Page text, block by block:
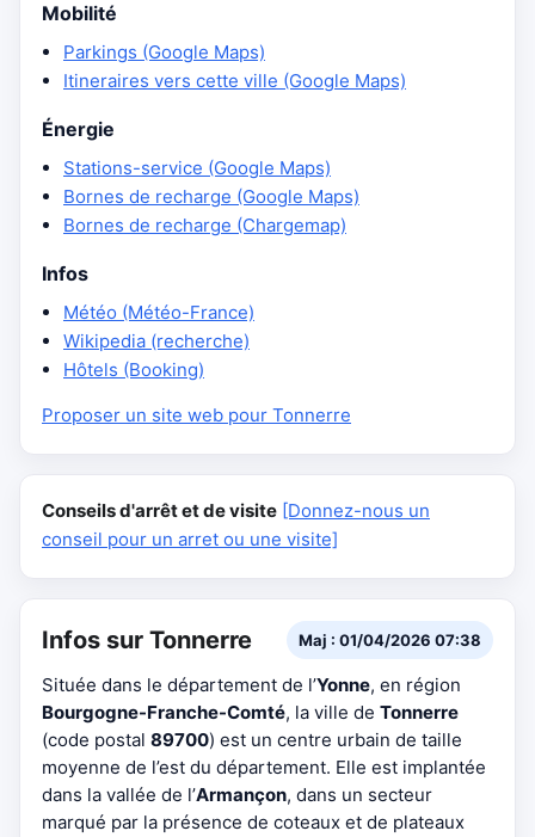
Mobilité
Parkings (Google Maps)
Itineraires vers cette ville (Google Maps)
Énergie
Stations-service (Google Maps)
Bornes de recharge (Google Maps)
Bornes de recharge (Chargemap)
Infos
Météo (Météo-France)
Wikipedia (recherche)
Hôtels (Booking)
Proposer un site web pour Tonnerre
Conseils d'arrêt et de visite [Donnez-nous un
conseil pour un arret ou une visite]
Infos sur Tonnerre Maj : 01/04/2026 07:38
Située dans le département de l’Yonne, en région
Bourgogne-Franche-Comté, la ville de Tonnerre
(code postal 89700) est un centre urbain de taille
moyenne de l’est du département. Elle est implantée
dans la vallée de l’Armançon, dans un secteur
marqué par la présence de coteaux et de plateaux